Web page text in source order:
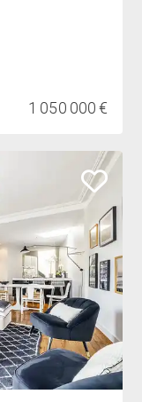
1 050 000 €